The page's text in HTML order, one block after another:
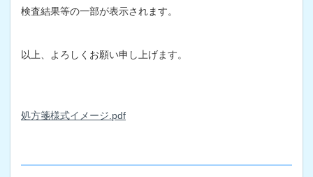
検査結果等の一部が表示されます。
以上、よろしくお願い申し上げます。
処方箋様式イメージ.pdf